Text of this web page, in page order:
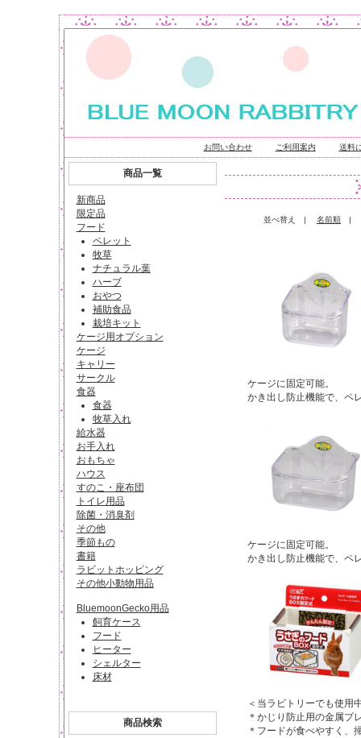
お問い合わせ ご利用案内 送料
商品一覧
新商品
限定品
フード
ペレット
牧草
ナチュラル葉
ハーブ
おやつ
補助食品
栽培キット
ケージ用オプション
ケージ
キャリー
サークル
食器
食器
牧草入れ
給水器
お手入れ
おもちゃ
ハウス
すのこ・座布団
トイレ用品
除菌・消臭剤
その他
季節もの
書籍
ラビットホッピング
その他小動物用品
BluemoonGecko用品
飼育ケース
フード
ヒーター
シェルター
床材
商品検索
並べ替え | 名前順 |
ケージに固定可能。
かき出し防止機能で、ペ
ケージに固定可能。
かき出し防止機能で、ペ
＜当ラビトリーでも使用
＊かじり防止用の金属プ
＊フードが食べやすく、